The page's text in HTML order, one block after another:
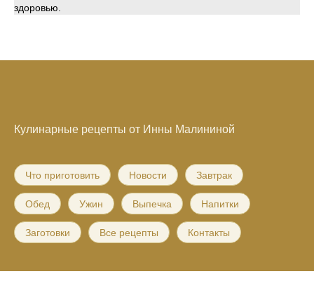
здоровью.
Кулинарные рецепты от Инны Малининой
Что приготовить Новости Завтрак
Обед Ужин Выпечка Напитки
Заготовки Все рецепты Контакты